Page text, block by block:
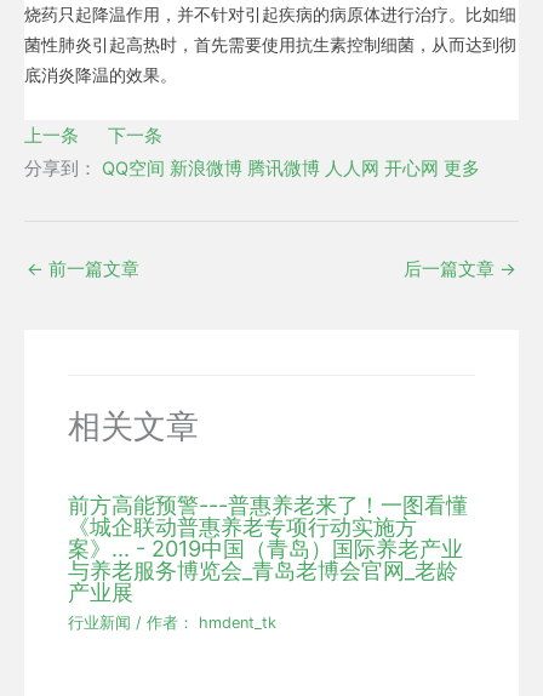
烧药只起降温作用，并不针对引起疾病的病原体进行治疗。比如细
菌性肺炎引起高热时，首先需要使用抗生素控制细菌，从而达到彻
底消炎降温的效果。
上一条
下一条
分享到：
QQ空间 新浪微博 腾讯微博 人人网 开心网 更多
← 前一篇文章 后一篇文章 →
相关文章
前方高能预警---普惠养老来了！一图看懂
《城企联动普惠养老专项行动实施方
案》... - 2019中国（青岛）国际养老产业
与养老服务博览会_青岛老博会官网_老龄
产业展
行业新闻 / 作者： hmdent_tk